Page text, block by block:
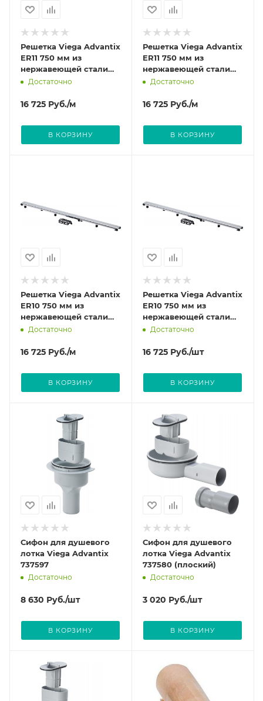
Решетка Viega Advantix
ER11 750 мм из
нержавеющей стали
цвет Глянцевый 737 306
Достаточно
16 725 Руб./м
В КОРЗИНУ
Решетка Viega Advantix
ER11 750 мм из
нержавеющей стали
цвет Матовый 737 252
Достаточно
16 725 Руб./м
В КОРЗИНУ
Решетка Viega Advantix
ER10 750 мм из
нержавеющей стали
цвет Глянцевый 737 207
Достаточно
16 725 Руб./м
В КОРЗИНУ
Решетка Viega Advantix
ER10 750 мм из
нержавеющей стали
цвет Матовый 737 153
Достаточно
16 725 Руб./шт
В КОРЗИНУ
Сифон для душевого
лотка Viega Advantix
737597
Достаточно
8 630 Руб./шт
В КОРЗИНУ
Сифон для душевого
лотка Viega Advantix
737580 (плоский)
Достаточно
3 020 Руб./шт
В КОРЗИНУ